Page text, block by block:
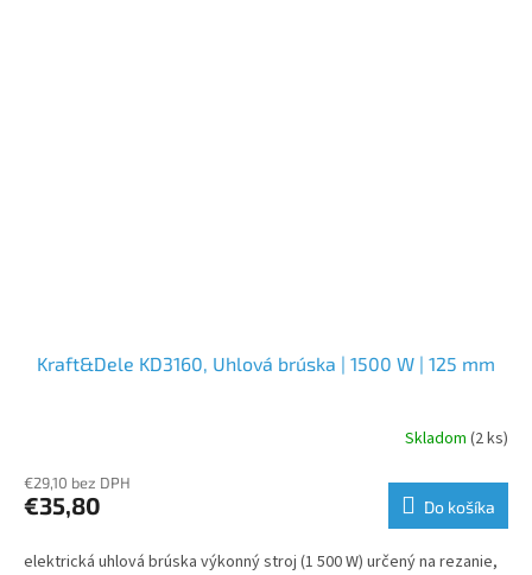
Kraft&Dele KD3160, Uhlová brúska | 1500 W | 125 mm
Skladom (2 ks)
€29,10 bez DPH
€35,80 Do košíka
elektrická uhlová brúska výkonný stroj (1 500 W) určený na rezanie,